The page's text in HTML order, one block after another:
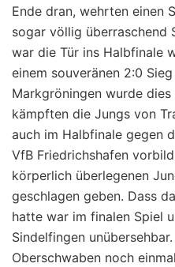
Ende dran, wehrten einen
sogar völlig überraschend
war die Tür ins Halbfinale
einem souveränen 2:0
Markgröningen wurde
kämpften die Jungs von
auch im Halbfinale gegen
VfB Friedrichshafen
körperlich überlegenen
geschlagen geben. Dass
hatte war im finalen Spiel
Sindelfingen
Oberschwaben noch